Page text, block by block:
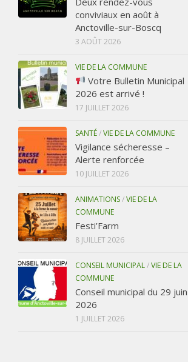
conviviaux en août à
Anctoville-sur-Boscq
3 AOÛT 2026
VIE DE LA COMMUNE
Votre Bulletin Municipal
2026 est arrivé !
17 JUILLET 2026
SANTÉ/VIE DE LA COMMUNE
Vigilance sécheresse –
Alerte renforcée
10 JUILLET 2026
ANIMATIONS/VIE DE LA
COMMUNE
Festi’Farm
8 JUILLET 2026
CONSEIL MUNICIPAL/VIE DE LA
COMMUNE
Conseil municipal du 29 juin
2026
1 JUILLET 2026